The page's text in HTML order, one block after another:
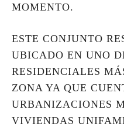
MOMENTO.
ESTE CONJUNTO
UBICADO EN UNO
RESIDENCIALES
ZONA YA QUE
URBANIZACIONES
VIVIENDAS